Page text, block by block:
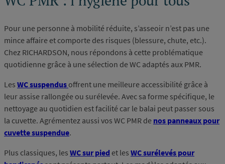
Pour une personne à mobilité réduite, s’asseoir n’est pas une
mince affaire et comporte des risques (blessure, chute, etc.).
Chez RICHARDSON, nous répondons à cette problématique
quotidienne grâce à une sélection de WC adaptés aux PMR.
Les WC suspendus offrent une meilleure accessibilité grâce à
leur assise rallongée ou surélevée. Avec sa forme spécifique, le
nettoyage au quotidien est facilité car le balai peut passer sous
la cuvette. Agrémentez aussi vos WC PMR de nos panneaux pour
cuvette suspendue.
Plus classiques, les WC sur pied et les WC surélevés pour